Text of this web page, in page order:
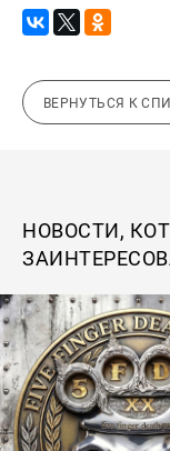
ВЕРНУТЬСЯ К
НОВОСТИ,